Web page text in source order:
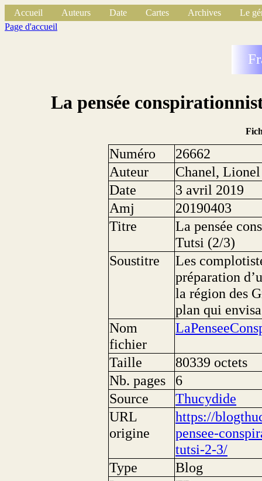
Accueil Auteurs Date Cartes Archives
Le
Page d'accueil
La pensée
Numéro
26662
Auteur
Chanel, Lionel
Date
3 avril 2019
Amj
20190403
Titre
La pensée
Tutsi (2/3)
Soustitre
Les
préparation
la région des
plan qui
Nom
fichier
Taille
80339 octets
Nb. pages
6
Source
Thucydide
URL
origine
https://
pensee-
tutsi-2-3/
Type
Blog